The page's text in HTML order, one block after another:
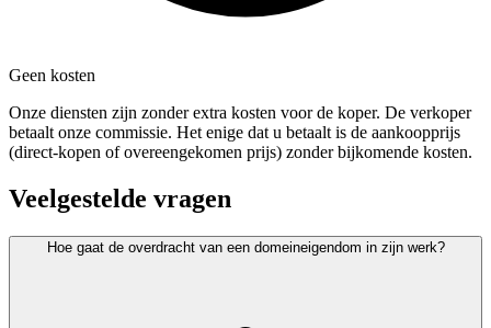
Geen kosten
Onze diensten zijn zonder extra kosten voor de koper. De verkoper
betaalt onze commissie. Het enige dat u betaalt is de aankoopprijs
(direct-kopen of overeengekomen prijs) zonder bijkomende kosten.
Veelgestelde vragen
Hoe gaat de overdracht van een domeineigendom in zijn werk?